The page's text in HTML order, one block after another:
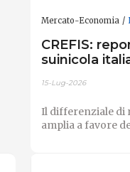
Mercato-Economia
CREFIS:
suinicola
15-Lug-2026
Il differenziale di
amplia a favore